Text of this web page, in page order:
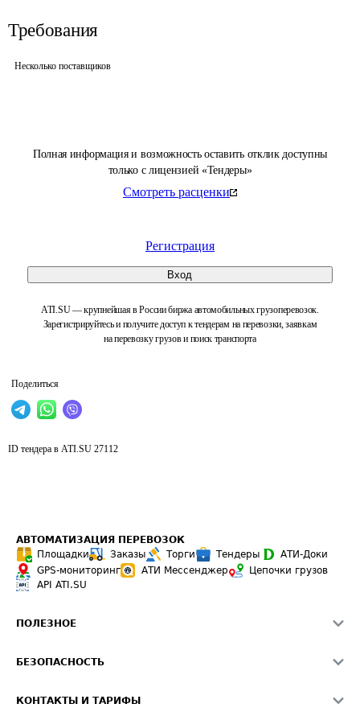
Полная информация и возможность оставить отклик доступны
только с лицензией «Тендеры»
Смотреть расценки
Регистрация
Вход
ATI.SU — крупнейшая в России биржа автомобильных грузоперевозок.
Зарегистрируйтесь и получите доступ к тендерам на перевозки, заявкам
на перевозку грузов и поиск транспорта
Поделиться
Требования
Несколько поставщиков
ID тендера в ATI.SU 27112
АВТОМАТИЗАЦИЯ ПЕРЕВОЗОК
Площадки
Заказы Торги Тендеры
АТИ-Доки
GPS-мониторинг
АТИ Мессенджер
Цепочки грузов
API ATI.SU
ПОЛЕЗНОЕ
Звезды ATI.SU на вашем сайте
БЕЗОПАСНОСТЬ
КОНТАКТЫ И ТАРИФЫ